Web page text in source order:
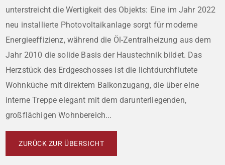
unterstreicht die Wertigkeit des Objekts: Eine im Jahr 2022
neu installierte Photovoltaikanlage sorgt für moderne
Energieeffizienz, während die Öl-Zentralheizung aus dem
Jahr 2010 die solide Basis der Haustechnik bildet. Das
Herzstück des Erdgeschosses ist die lichtdurchflutete
Wohnküche mit direktem Balkonzugang, die über eine
interne Treppe elegant mit dem darunterliegenden,
großflächigen Wohnbereich...
ZURÜCK ZUR ÜBERSICHT